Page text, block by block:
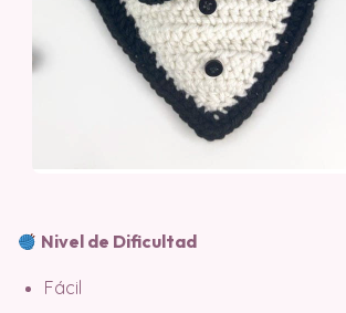
Nivel de Dificultad
Fácil